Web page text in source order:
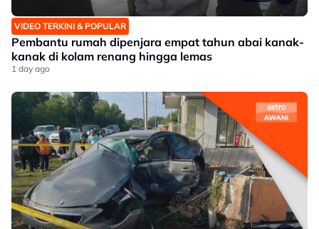
VIDEO TERKINI & POPULAR
Pembantu rumah dipenjara empat tahun abai kanak-
kanak di kolam renang hingga lemas
1 day ago